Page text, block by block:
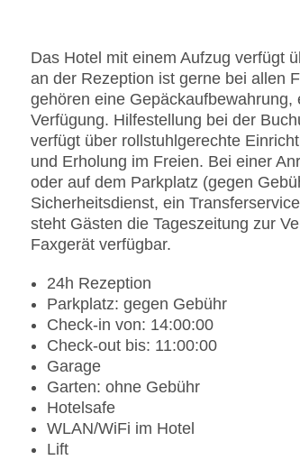
Das Hotel mit einem Aufzug verfügt
an der Rezeption ist gerne bei allen
gehören eine
Verfügung. Hilfestellung bei der
verfügt über rollstuhlgerechte
und Erholung im Freien. Bei einer
oder auf dem Parkplatz (gegen
Sicherheitsdienst, ein
steht Gästen die Tageszeitung zur
Faxgerät verfügbar.
24h Rezeption
Parkplatz: gegen Gebühr
Check-in von: 14:00:00
Check-out bis: 11:00:00
Garage
Garten: ohne Gebühr
Hotelsafe
WLAN/WiFi im Hotel
Lift